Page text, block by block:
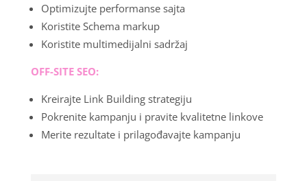
Optimizujte performanse sajta
Koristite Schema markup
Koristite multimedijalni sadržaj
OFF-SITE SEO:
Kreirajte Link Building strategiju
Pokrenite kampanju i pravite kvalitetne linkove
Merite rezultate i prilagođavajte kampanju